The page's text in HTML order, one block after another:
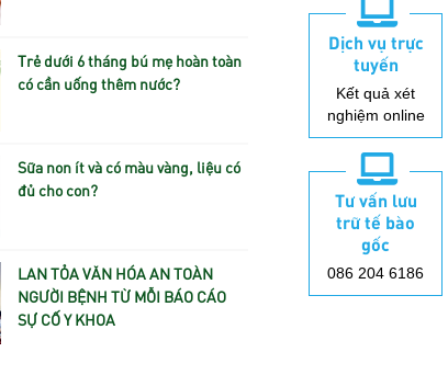
Trẻ dưới 6 tháng bú mẹ hoàn toàn
có cần uống thêm nước?
Sữa non ít và có màu vàng, liệu có
đủ cho con?
LAN TỎA VĂN HÓA AN TOÀN
NGƯỜI BỆNH TỪ MỖI BÁO CÁO
SỰ CỐ Y KHOA
Dịch vụ trực
tuyến
Kết quả xét
nghiệm online
Tư vấn lưu
trữ tế bào
gốc
086 204 6186